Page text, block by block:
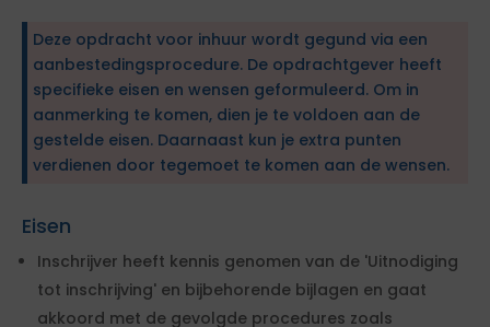
Deze opdracht voor inhuur wordt gegund via een
aanbestedingsprocedure. De opdrachtgever heeft
specifieke eisen en wensen geformuleerd. Om in
aanmerking te komen, dien je te voldoen aan de
gestelde eisen. Daarnaast kun je extra punten
verdienen door tegemoet te komen aan de wensen.
Eisen
Inschrijver heeft kennis genomen van de 'Uitnodiging
tot inschrijving' en bijbehorende bijlagen en gaat
akkoord met de gevolgde procedures zoals